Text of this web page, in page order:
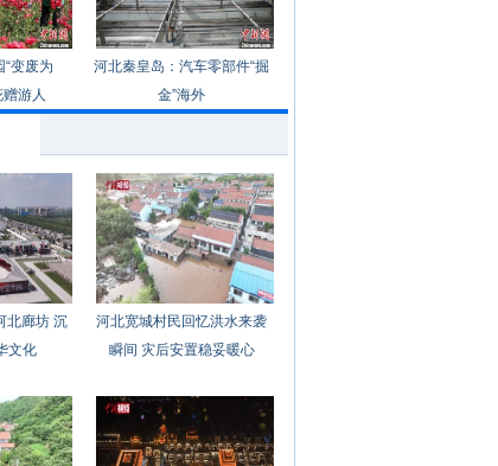
变废为
游人
河北秦皇岛：汽车零部件“掘
金”海外
北廊坊 沉
文化
河北宽城村民回忆洪水来袭
瞬间 灾后安置稳妥暖心